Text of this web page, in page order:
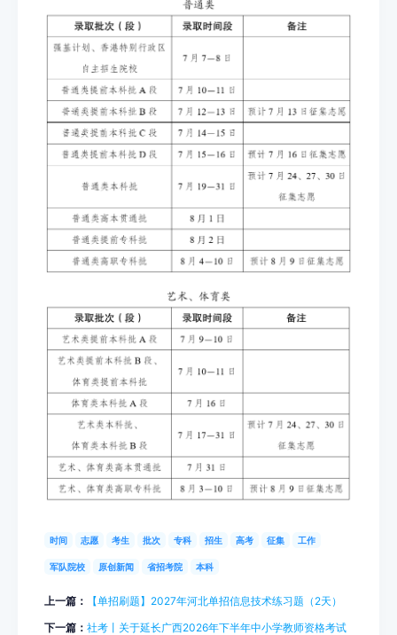
时间 志愿 考生 批次 专科 招生 高考 征集 工作
军队院校 原创新闻 省招考院 本科
上一篇：
【单招刷题】2027年河北单招信息技术练习题（2天）
下一篇： 社考丨关于延长广西2026年下半年中小学教师资格考试